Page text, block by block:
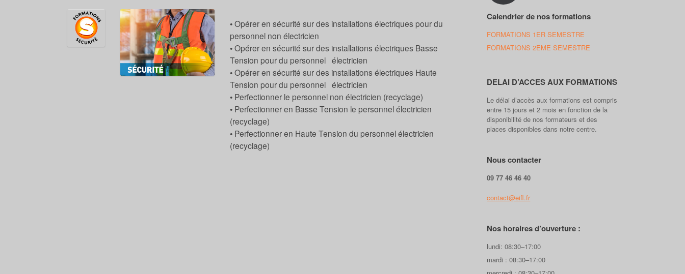
• Opérer en sécurité sur des installations électriques pour du
personnel non électricien
• Opérer en sécurité sur des installations électriques Basse
Tension pour du personnel électricien
• Opérer en sécurité sur des installations électriques Haute
Tension pour du personnel électricien
• Perfectionner le personnel non électricien (recyclage)
• Perfectionner en Basse Tension le personnel électricien
(recyclage)
• Perfectionner en Haute Tension du personnel électricien
(recyclage)
Calendrier de nos formations
FORMATIONS 1ER SEMESTRE
FORMATIONS 2EME SEMESTRE
DELAI D’ACCES AUX FORMATIONS
Le délai d’accès aux formations est compris
entre 15 jours et 2 mois en fonction de la
disponibilité de nos formateurs et des
places disponibles dans notre centre.
Nous contacter
09 77 46 46 40
contact@eifl.fr
Nos horaires d’ouverture :
lundi: 08:30–17:00
mardi : 08:30–17:00